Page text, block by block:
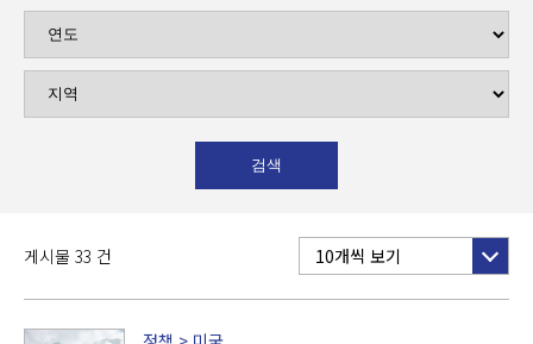
게시물 33 건 10개씩 보기